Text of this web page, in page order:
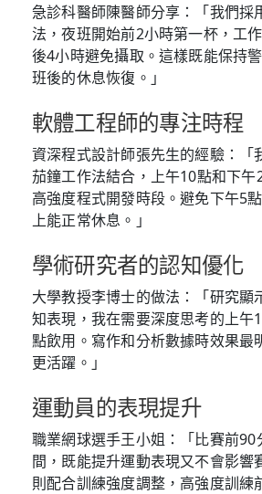
急診科醫師陳醫師分享：「我們採
法，夜班開始前2小時第一杯，工
後4小時避免攝取。這樣既能保持
班後的休息恢復。」
軟體工程師的專注時程
資深程式設計師張先生的經驗：「
茄鐘工作法結合，上午10點和下午
高強度程式開發時段。避免下午5
上能正常休息。」
學術研究者的認知優化
大學教授李博士的做法：「研究顯
知表現，我在需要深度思考的上午
點飲用。寫作和分析數據時效果最
更活躍。」
運動員的表現提升
職業網球選手王小姐：「比賽前90
間，既能提升運動表現又不會影響
則配合訓練強度調整，高強度訓練